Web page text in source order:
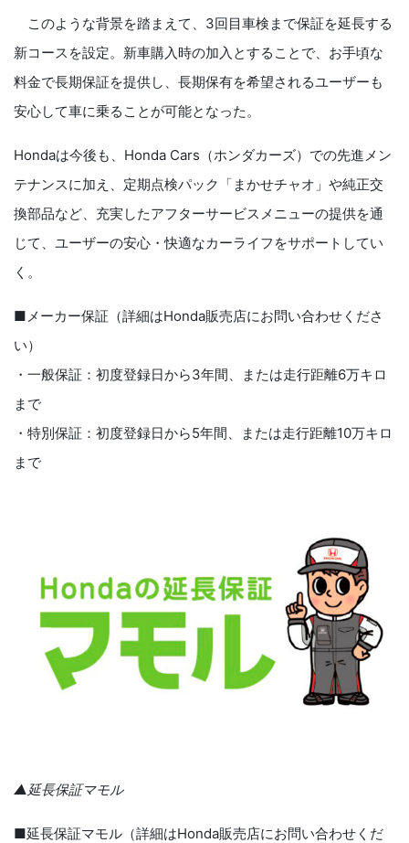
このような背景を踏まえて、3回目車検まで保証を延長する
新コースを設定。新車購入時の加入とすることで、お手頃な
料金で長期保証を提供し、長期保有を希望されるユーザーも
安心して車に乗ることが可能となった。
Hondaは今後も、Honda Cars（ホンダカーズ）での先進メン
テナンスに加え、定期点検パック「まかせチャオ」や純正交
換部品など、充実したアフターサービスメニューの提供を通
じて、ユーザーの安心・快適なカーライフをサポートしてい
く。
■メーカー保証（詳細はHonda販売店にお問い合わせくださ
い）
・一般保証：初度登録日から3年間、または走行距離6万キロ
まで
・特別保証：初度登録日から5年間、または走行距離10万キロ
まで
▲延長保証マモル
■延長保証マモル（詳細はHonda販売店にお問い合わせくだ